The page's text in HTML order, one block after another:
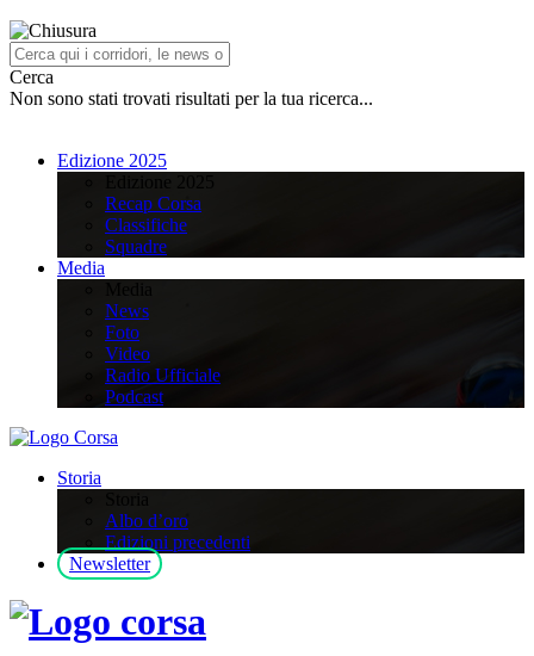
Cerca
Non sono stati trovati risultati per la tua ricerca...
Edizione 2025
Recap Corsa
Classifiche
Squadre
Media
News
Foto
Video
Radio Ufficiale
Podcast
Storia
Albo d’oro
Edizioni precedenti
Newsletter